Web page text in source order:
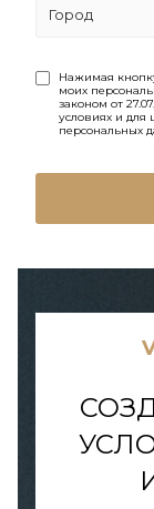
Город
Нажимая
моих
законом от
условиях и для
персональных